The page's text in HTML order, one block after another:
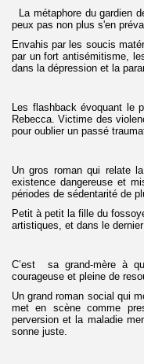
La métaphore du gardien
peux pas non plus s'en
Envahis par les soucis
par un fort antisémitisme,
dans la dépression et la
Les flashback évoquant le
Rebecca. Victime des
pour oublier un passé
Un gros roman qui relate
existence dangereuse et
périodes de sédentarité de
Petit à petit la fille du
artistiques, et dans le
C’est sa grand-mère à
courageuse et pleine de
Un grand roman social qui
met en scène comme
perversion et la maladie
sonne juste.